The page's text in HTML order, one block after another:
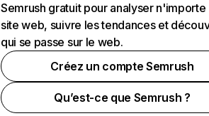
Semrush gratuit pour analyser n'importe
site web, suivre les tendances et
qui se passe sur le web.
Créez un compte Semrush
Qu’est-ce que Semrush ?